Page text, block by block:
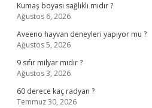
Kumaş boyası sağlıklı mıdır ?
Ağustos 6, 2026
Aveeno hayvan deneyleri yapıyor mu ?
Ağustos 5, 2026
9 sıfır milyar mıdır ?
Ağustos 3, 2026
60 derece kaç radyan ?
Temmuz 30, 2026